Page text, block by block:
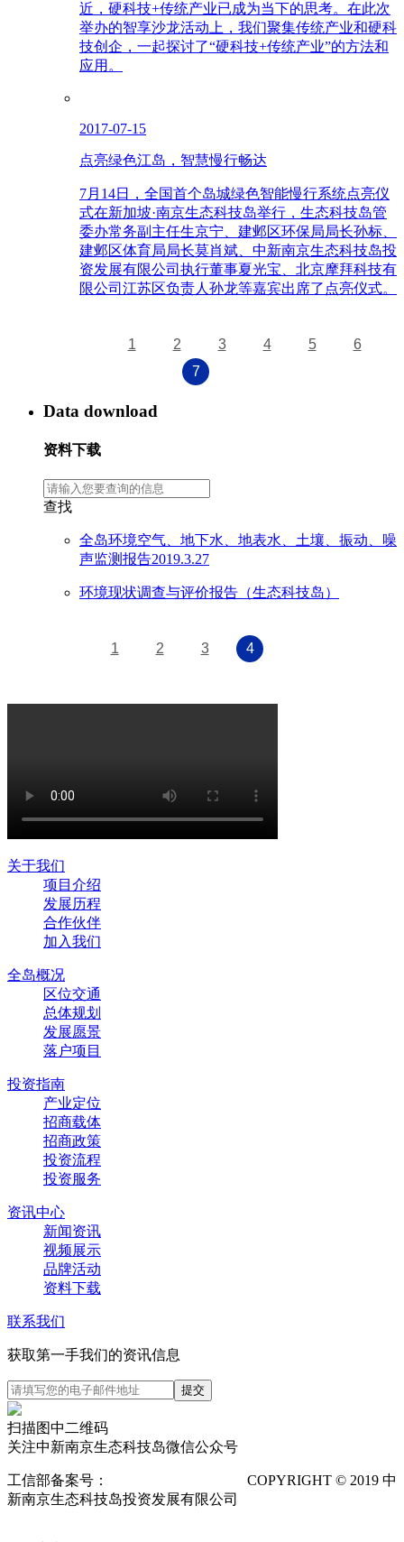
近，硬科技+传统产业已成为当下的思考。在此次
举办的智享沙龙活动上，我们聚集传统产业和硬科
技创企，一起探讨了“硬科技+传统产业”的方法和
应用。
2017-07-15
点亮绿色江岛，智慧慢行畅达
7月14日，全国首个岛城绿色智能慢行系统点亮仪
式在新加坡·南京生态科技岛举行，生态科技岛管
委办常务副主任生京宁、建邺区环保局局长孙标、
建邺区体育局局长莫肖斌、中新南京生态科技岛投
资发展有限公司执行董事夏光宝、北京摩拜科技有
限公司江苏区负责人孙龙等嘉宾出席了点亮仪式。
1 2 3 4 5
6
7
Data download
资料下载
查找
全岛环境空气、地下水、地表水、土壤、振动、噪
声监测报告2019.3.27
环境现状调查与评价报告（生态科技岛）
1 2 3 4
关于我们
项目介绍
发展历程
合作伙伴
加入我们
全岛概况
区位交通
总体规划
发展愿景
落户项目
投资指南
产业定位
招商载体
招商政策
投资流程
投资服务
资讯中心
新闻资讯
视频展示
品牌活动
资料下载
联系我们
获取第一手我们的资讯信息
扫描图中二维码
关注中新南京生态科技岛微信公众号
工信部备案号：
COPYRIGHT © 2019 中
新南京生态科技岛投资发展有限公司